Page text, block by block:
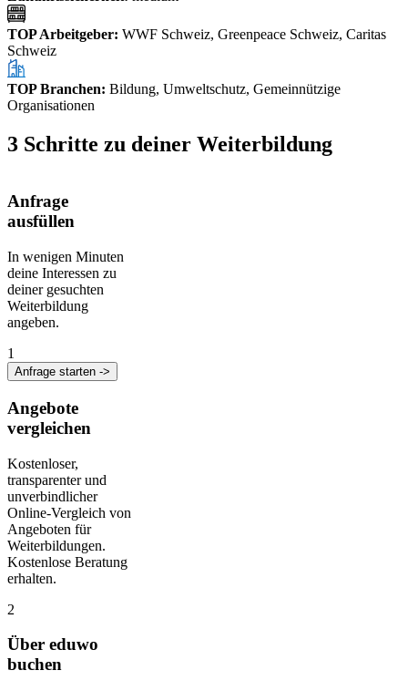
TOP Arbeitgeber: WWF Schweiz, Greenpeace Schweiz, Caritas
Schweiz
TOP Branchen: Bildung, Umweltschutz, Gemeinnützige
Organisationen
3 Schritte zu deiner Weiterbildung
Anfrage
ausfüllen
In wenigen Minuten
deine Interessen zu
deiner gesuchten
Weiterbildung
angeben.
1
Anfrage starten ->
Angebote
vergleichen
Kostenloser,
transparenter und
unverbindlicher
Online-Vergleich von
Angeboten für
Weiterbildungen.
Kostenlose Beratung
erhalten.
2
Über eduwo
buchen